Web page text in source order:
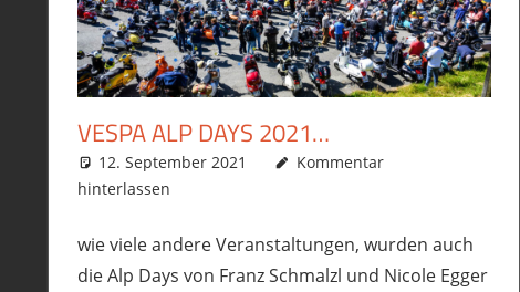
VESPA ALP DAYS 2021…
12. September 2021 phil
Allgemein,Roller
Kommentar
hinterlassen
wie viele andere Veranstaltungen, wurden auch
die Alp Days von Franz Schmalzl und Nicole Egger